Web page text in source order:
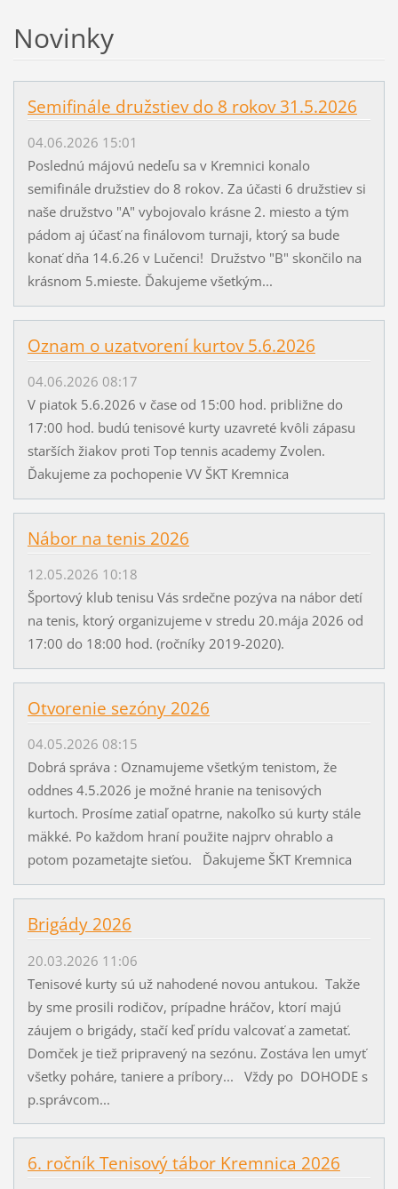
Novinky
Semifinále družstiev do 8 rokov 31.5.2026
04.06.2026 15:01
Poslednú májovú nedeľu sa v Kremnici konalo
semifinále družstiev do 8 rokov. Za účasti 6 družstiev si
naše družstvo "A" vybojovalo krásne 2. miesto a tým
pádom aj účasť na finálovom turnaji, ktorý sa bude
konať dňa 14.6.26 v Lučenci! Družstvo "B" skončilo na
krásnom 5.mieste. Ďakujeme všetkým...
Oznam o uzatvorení kurtov 5.6.2026
04.06.2026 08:17
V piatok 5.6.2026 v čase od 15:00 hod. približne do
17:00 hod. budú tenisové kurty uzavreté kvôli zápasu
starších žiakov proti Top tennis academy Zvolen.
Ďakujeme za pochopenie VV ŠKT Kremnica
Nábor na tenis 2026
12.05.2026 10:18
Športový klub tenisu Vás srdečne pozýva na nábor detí
na tenis, ktorý organizujeme v stredu 20.mája 2026 od
17:00 do 18:00 hod. (ročníky 2019-2020).
Otvorenie sezóny 2026
04.05.2026 08:15
Dobrá správa : Oznamujeme všetkým tenistom, že
oddnes 4.5.2026 je možné hranie na tenisových
kurtoch. Prosíme zatiaľ opatrne, nakoľko sú kurty stále
mäkké. Po každom hraní použite najprv ohrablo a
potom pozametajte sieťou. Ďakujeme ŠKT Kremnica
Brigády 2026
20.03.2026 11:06
Tenisové kurty sú už nahodené novou antukou. Takže
by sme prosili rodičov, prípadne hráčov, ktorí majú
záujem o brigády, stačí keď prídu valcovať a zametať.
Domček je tiež pripravený na sezónu. Zostáva len umyť
všetky poháre, taniere a príbory... Vždy po DOHODE s
p.správcom...
6. ročník Tenisový tábor Kremnica 2026